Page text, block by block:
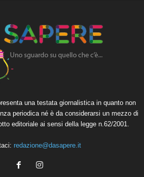
una testata giornalistica in quanto non
periodica né è da considerarsi un mezzo di
editoriale ai sensi della legge n.62/2001.
redazione@dasapere.it